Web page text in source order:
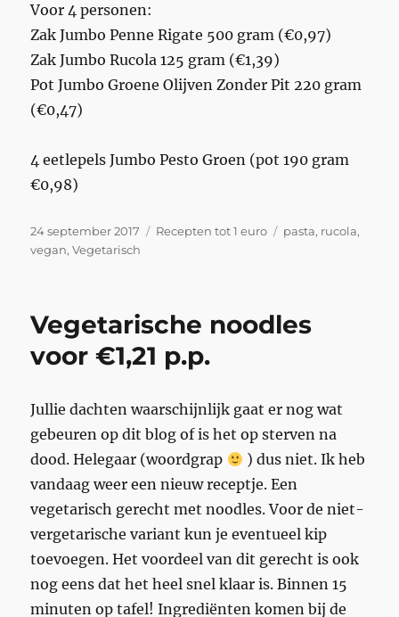
Voor 4 personen:
Zak Jumbo Penne Rigate 500 gram (€0,97)
Zak Jumbo Rucola 125 gram (€1,39)
Pot Jumbo Groene Olijven Zonder Pit 220 gram
(€0,47)
4 eetlepels Jumbo Pesto Groen (pot 190 gram
€0,98)
Geplaatst
op
24 september 2017 Categorieën
Recepten tot 1 euro Tags
pasta, rucola,
vegan,Vegetarisch
Vegetarische noodles
voor €1,21 p.p.
Jullie dachten waarschijnlijk gaat er nog wat
gebeuren op dit blog of is het op sterven na
dood. Helegaar (woordgrap
) dus niet. Ik heb
vandaag weer een nieuw receptje. Een
vegetarisch gerecht met noodles. Voor de niet-
vergetarische variant kun je eventueel kip
toevoegen. Het voordeel van dit gerecht is ook
nog eens dat het heel snel klaar is. Binnen 15
minuten op tafel! Ingrediënten komen bij de